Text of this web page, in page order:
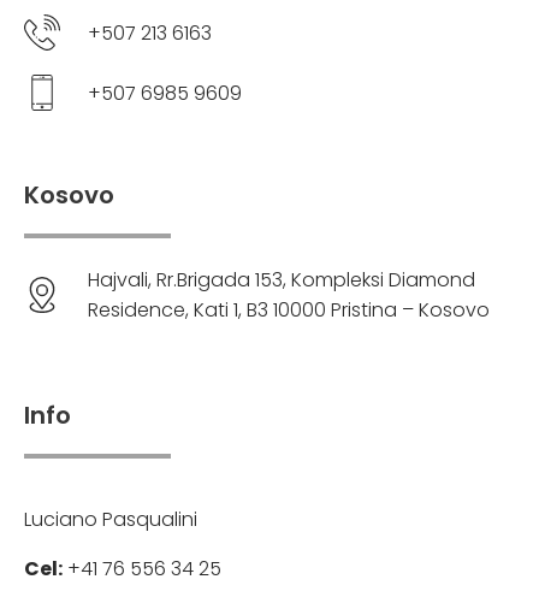
+507 213 6163
+507 6985 9609
Kosovo
Hajvali, Rr.Brigada 153, Kompleksi Diamond
Residence, Kati 1, B3 10000 Pristina – Kosovo
Info
Luciano Pasqualini
Cel: +41 76 556 34 25